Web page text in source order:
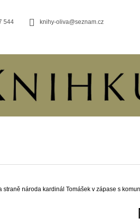
544 knihy-oliva@seznam.cz
straně národa kardinál Tomášek v zápase s